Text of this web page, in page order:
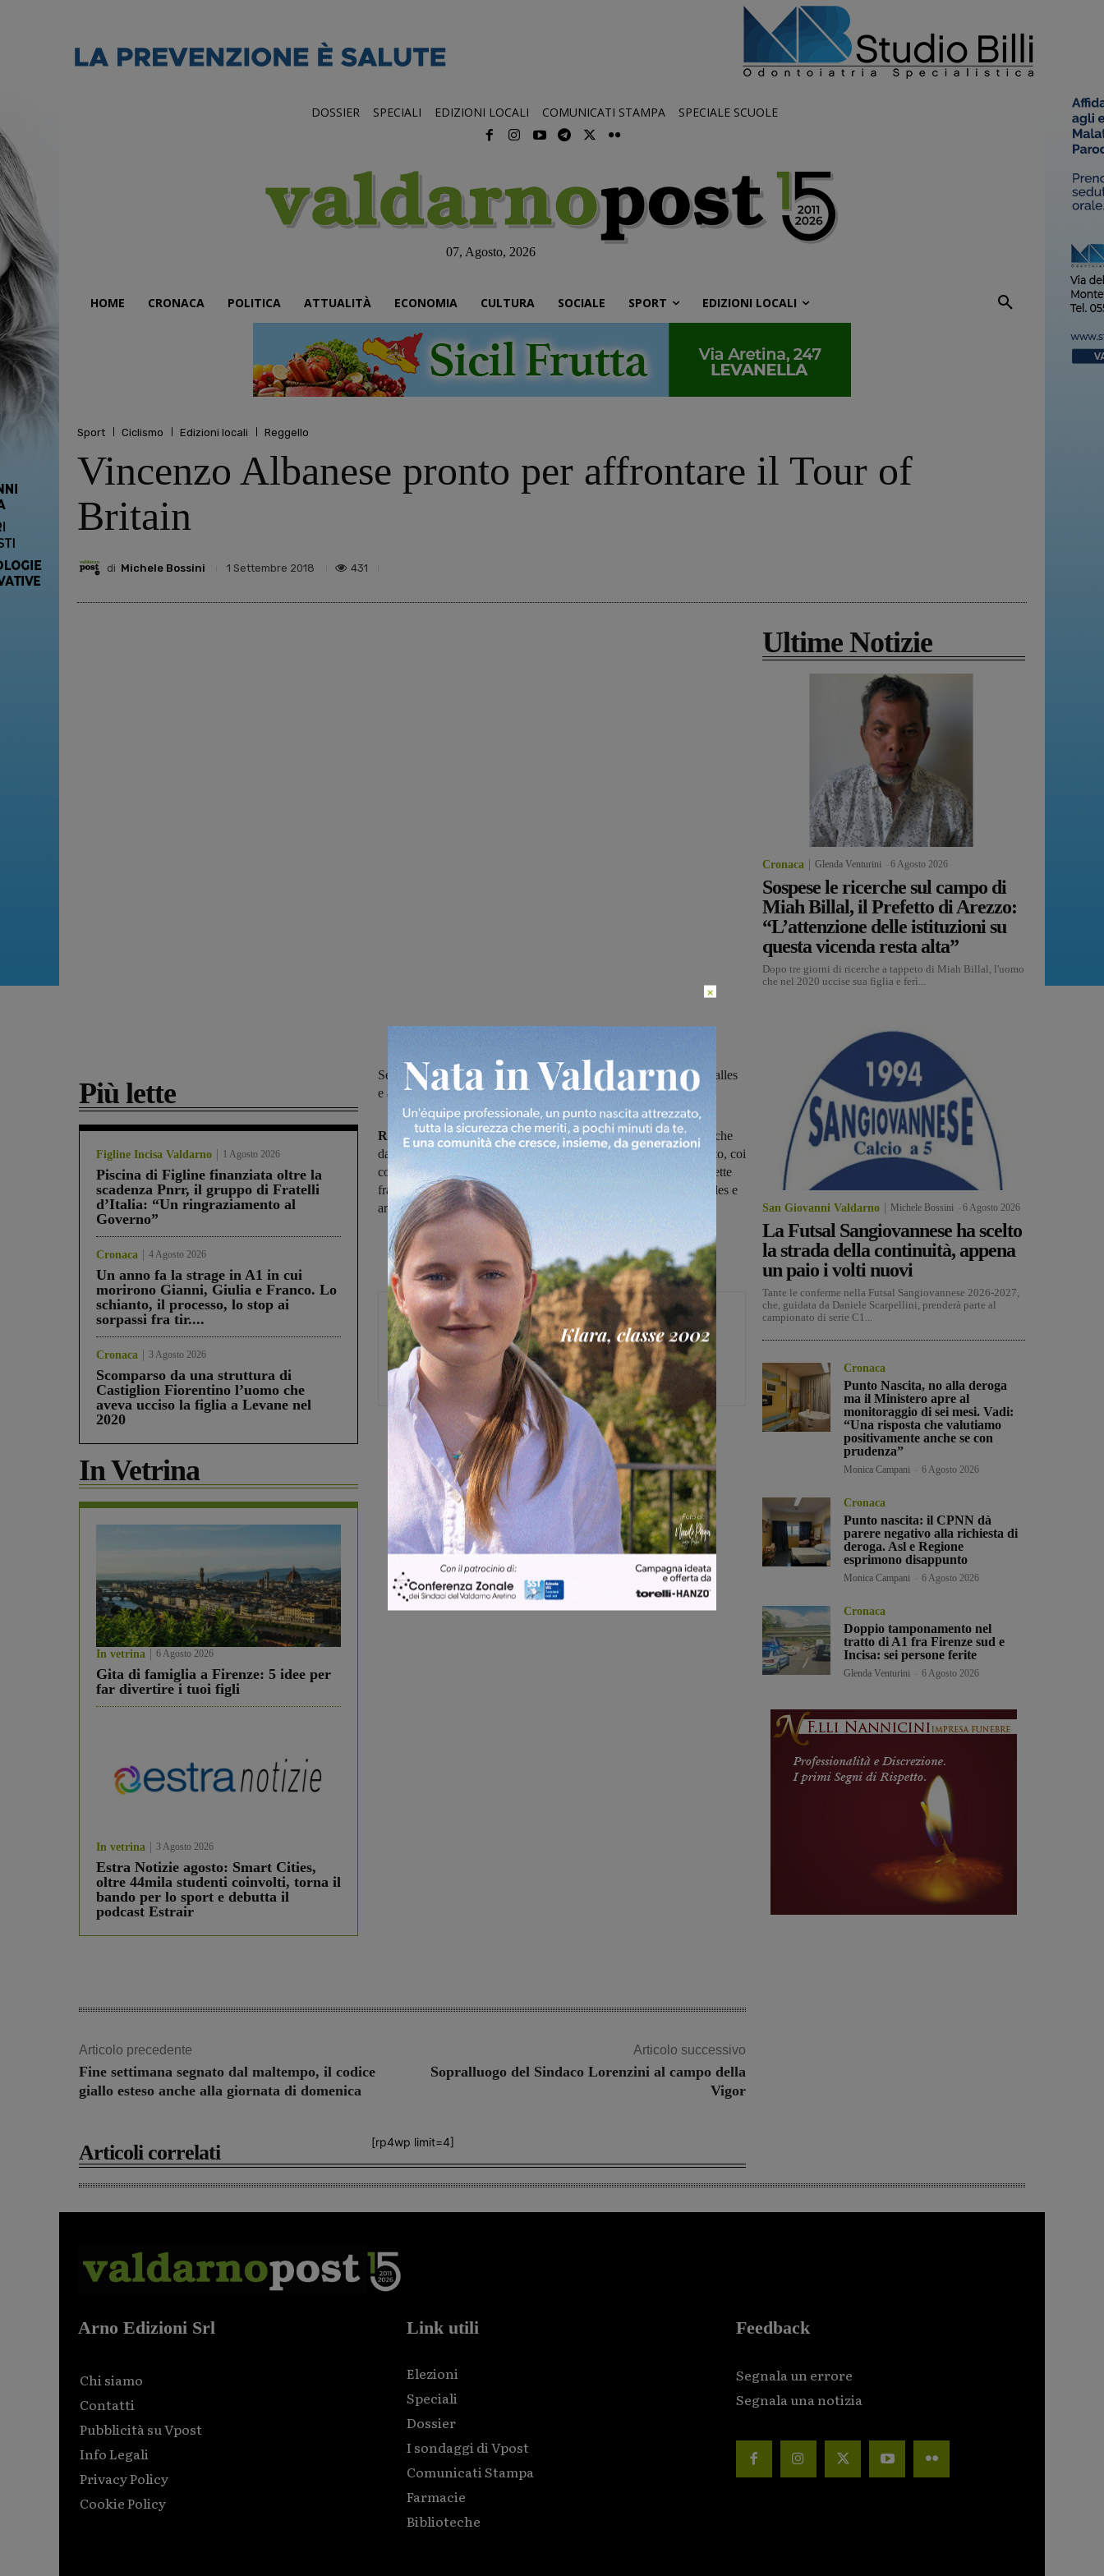
DOSSIER SPECIALI EDIZIONI LOCALI COMUNICATI STAMPA SPECIALE SCUOLE
07, Agosto, 2026
HOME CRONACA POLITICA ATTUALITÀ ECONOMIA CULTURA SOCIALE SPORT EDIZIONI LOCALI
Sport Ciclismo Edizioni locali Reggello
Vincenzo Albanese pronto per affrontare il Tour of
Britain
di Michele Bossini 1 Settembre 2018 431
Più lette
Figline Incisa Valdarno 1 Agosto 2026
Piscina di Figline finanziata oltre la
scadenza Pnrr, il gruppo di Fratelli
d’Italia: “Un ringraziamento al
Governo”
Cronaca 4 Agosto 2026
Un anno fa la strage in A1 in cui
morirono Gianni, Giulia e Franco. Lo
schianto, il processo, lo stop ai
sorpassi fra tir....
Cronaca 3 Agosto 2026
Scomparso da una struttura di
Castiglion Fiorentino l’uomo che
aveva ucciso la figlia a Levane nel
2020
In Vetrina
In vetrina 6 Agosto 2026
Gita di famiglia a Firenze: 5 idee per
far divertire i tuoi figli
In vetrina 3 Agosto 2026
Estra Notizie agosto: Smart Cities,
oltre 44mila studenti coinvolti, torna il
bando per lo sport e debutta il
podcast Estrair
Sette tappe in linea più una cronometro a squadre, partenza dal Galles
e arrivo a Londra
Riprende dal Regno Unito la stagione di Vincenzo Albanese,
che
da domani (domenica) fino a domenica 9 settembre sarà impegnato, coi
compagni della Bardiani-Csf nel Tour of Britain,
prevede sette
frazioni in linea e una cronometro a squadre con partenza dal Galles e
arrivo a Londra.
Michele Bossini
Share
Articolo precedente
Fine settimana segnato dal maltempo, il codice
giallo esteso anche alla giornata di domenica
Articolo successivo
Sopralluogo del Sindaco Lorenzini al campo della
Vigor
[rp4wp limit=4]
Articoli correlati
Ultime Notizie
Cronaca Glenda Venturini 6 Agosto 2026
Sospese le ricerche sul campo di
Miah Billal, il Prefetto di Arezzo:
“L’attenzione delle istituzioni su
questa vicenda resta alta”
Dopo tre giorni di ricerche a tappeto di Miah Billal, l'uomo
che nel 2020 uccise sua figlia e ferì...
San Giovanni Valdarno Michele Bossini 6 Agosto 2026
La Futsal Sangiovannese ha scelto
la strada della continuità, appena
un paio i volti nuovi
Tante le conferme nella Futsal Sangiovannese 2026-2027,
che, guidata da Daniele Scarpellini, prenderà parte al
campionato di serie C1...
Cronaca
Punto Nascita, no alla deroga
ma il Ministero apre al
monitoraggio di sei mesi. Vadi:
“Una risposta che valutiamo
positivamente anche se con
prudenza”
Monica Campani 6 Agosto 2026
Cronaca
Punto nascita: il CPNN dà
parere negativo alla richiesta di
deroga. Asl e Regione
esprimono disappunto
Monica Campani 6 Agosto 2026
Cronaca
Doppio tamponamento nel
tratto di A1 fra Firenze sud e
Incisa: sei persone ferite
Glenda Venturini 6 Agosto 2026
Arno Edizioni Srl
Chi siamo
Contatti
Pubblicità su Vpost
Info Legali
Privacy Policy
Cookie Policy
Link utili
Elezioni
Speciali
Dossier
I sondaggi di Vpost
Comunicati Stampa
Farmacie
Biblioteche
Feedback
Segnala un errore
Segnala una notizia
×